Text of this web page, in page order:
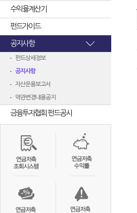
수익율계산기
펀드가이드
공지사항
펀드상세정보
공지사항
자산운용보고서
약관변경내용공지
금융투자협회 펀드공시